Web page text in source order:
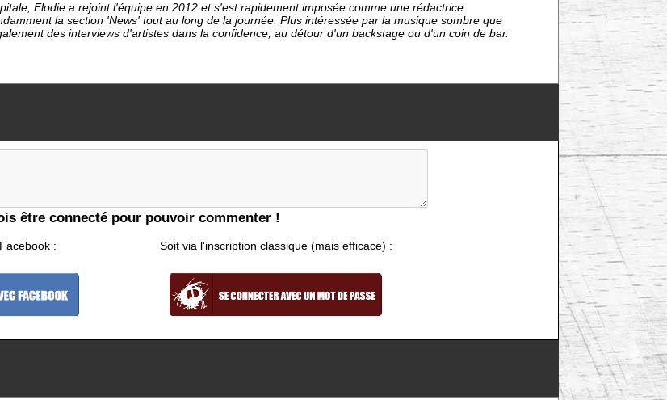
Elodie a rejoint l'équipe en 2012 et s'est rapidement imposée comme une rédactrice
la section 'News' tout au long de la journée. Plus intéressée par la musique sombre que
des interviews d'artistes dans la confidence, au détour d'un backstage ou d'un coin de bar.
être connecté pour pouvoir commenter !
: Soit via l'inscription classique (mais efficace) :